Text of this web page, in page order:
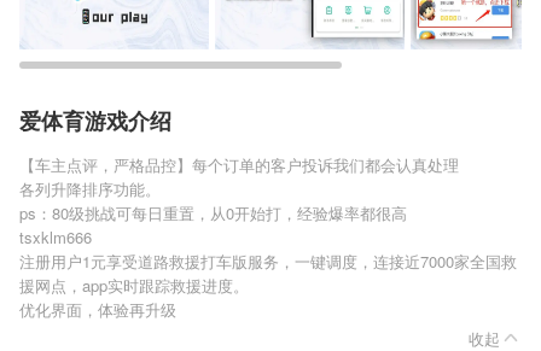
爱体育游戏介绍
【车主点评，严格品控】每个订单的客户投诉我们都会认真处理
各列升降排序功能。
ps：80级挑战可每日重置，从0开始打，经验爆率都很高
tsxklm666
注册用户1元享受道路救援打车版服务，一键调度，连接近7000家全国救
援网点，app实时跟踪救援进度。
优化界面，体验再升级
收起